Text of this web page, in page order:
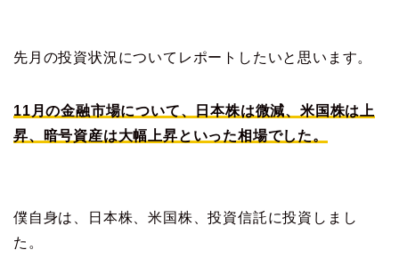
先月の投資状況についてレポートしたいと思います。
11月の金融市場について、日本株は微減、米国株は上
昇、暗号資産は大幅上昇といった相場でした。
僕自身は、日本株、米国株、投資信託に投資しまし
た。